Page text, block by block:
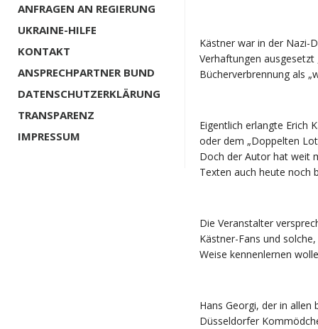
ANFRAGEN AN REGIERUNG
UKRAINE-HILFE
KONTAKT
ANSPRECHPARTNER BUND
DATENSCHUTZERKLÄRUNG
TRANSPARENZ
IMPRESSUM
Kästner war in der Nazi-
Verhaftungen
Bücherverbrennung als
Eigentlich erlangte Erich
oder dem „Doppelten
Doch der Autor hat weit
Texten auch heute noch
Die Veranstalter
Kästner-Fans und
Weise kennenlernen
Hans Georgi, der in allen
Düsseldorfer